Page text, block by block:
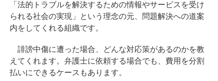
「法的トラブルを解決するための情報やサービスを受け
られる社会の実現」という理念の元、問題解決への道案
内をしてくれる組織です。
誹謗中傷に遭った場合、どんな対応策があるのかを教
えてくれます。弁護士に依頼する場合でも、費用を分割
払いにできるケースもあります。